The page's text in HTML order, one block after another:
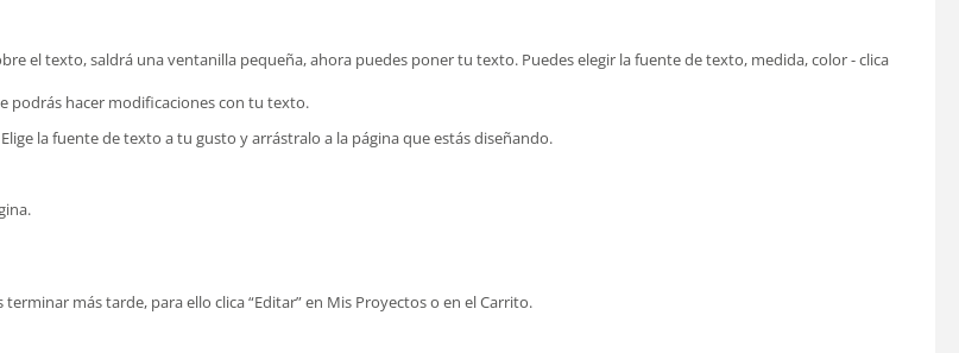
el texto, saldrá una ventanilla pequeña, ahora puedes poner tu texto. Puedes elegir la fuente de texto, medida, color - clica
podrás hacer modificaciones con tu texto.
Elige la fuente de texto a tu gusto y arrástralo a la página que estás diseñando.
más tarde, para ello clica “Editar” en Mis Proyectos o en el Carrito.